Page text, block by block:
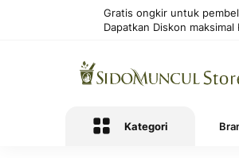
Gratis ongkir untuk
Dapatkan Diskon
Kategori